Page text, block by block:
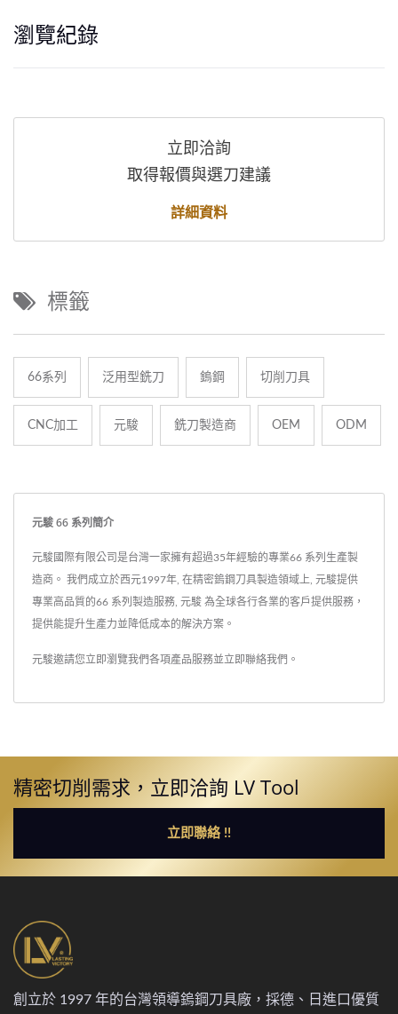
瀏覽紀錄
立即洽詢
取得報價與選刀建議
詳細資料
標籤
66系列 泛用型銑刀 鎢鋼 切削刀具
CNC加工 元駿 銑刀製造商 OEM ODM
元駿 66 系列簡介
元駿國際有限公司是台灣一家擁有超過35年經驗的專業66 系列生產製
造商。 我們成立於西元1997年, 在精密鎢鋼刀具製造領域上, 元駿提供
專業高品質的66 系列製造服務, 元駿 為全球各行各業的客戶提供服務，
提供能提升生產力並降低成本的解決方案。
元駿邀請您立即瀏覽我們各項產品服務並立即聯絡我們 。
精密切削需求，立即洽詢 LV Tool
立即聯絡 !!
創立於 1997 年的台灣領導鎢鋼刀具廠，採德、日進口優質